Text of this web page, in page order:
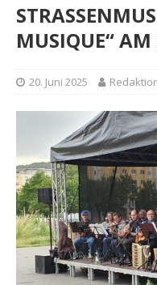
MUSIQUE“
20. Juni 2025